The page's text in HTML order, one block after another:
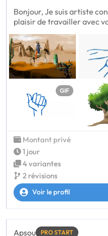
Bonjour, Je suis artiste
plaisir de travailler avec
GIF
Montant privé
1 jour
4 variantes
2 révisions
Voir le profil
Apsou PRO START